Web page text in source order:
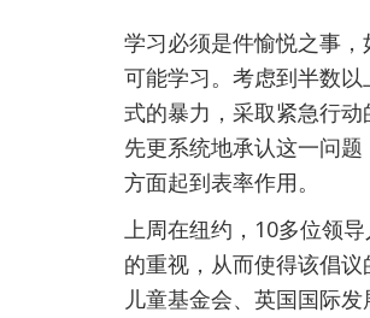
学习必须是件愉悦之事
可能学习。考虑到半数
式的暴力，采取紧急行
先更系统地承认这一问
方面起到表率作用。
上周在纽约，10多位领
的重视，从而使得该倡
儿童基金会、英国国际